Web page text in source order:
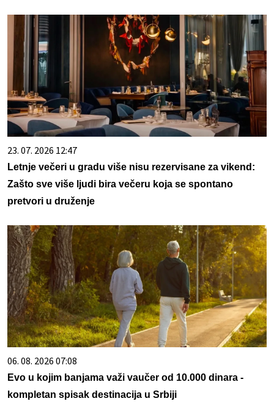
23. 07. 2026 12:47
Letnje večeri u gradu više nisu rezervisane za vikend:
Zašto sve više ljudi bira večeru koja se spontano
pretvori u druženje
06. 08. 2026 07:08
Evo u kojim banjama važi vaučer od 10.000 dinara -
kompletan spisak destinacija u Srbiji